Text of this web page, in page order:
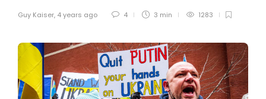
Guy Kaiser, 4 years ago 4 3 min 1283